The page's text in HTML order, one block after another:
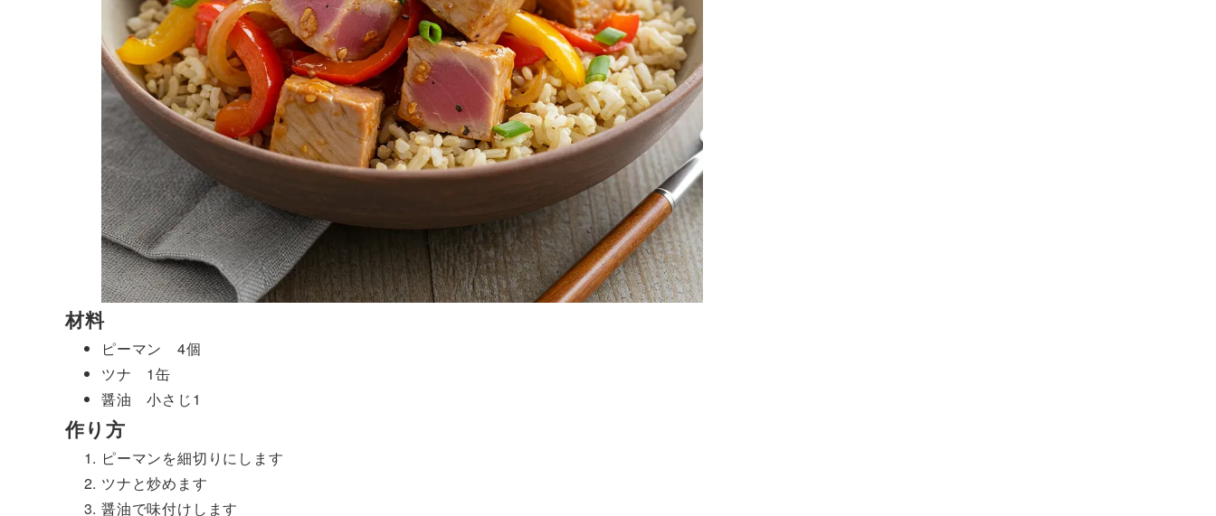
材料
ピーマン 4個
ツナ 1缶
醤油 小さじ1
作り方
ピーマンを細切りにします
ツナと炒めます
醤油で味付けします